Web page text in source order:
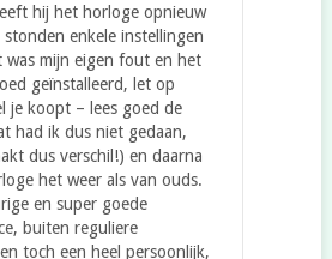
hij het horloge opnieuw
enkele instellingen
was mijn eigen fout en het
geïnstalleerd, let op
je koopt – lees goed de
had ik dus niet gedaan,
dus verschil!) en daarna
het weer als van ouds.
en super goede
buiten reguliere
toch een heel persoonlijk,